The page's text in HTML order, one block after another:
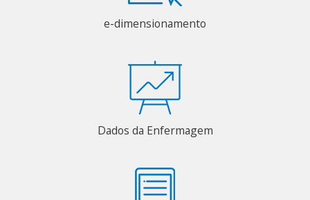
e-dimensionamento
Dados da Enfermagem